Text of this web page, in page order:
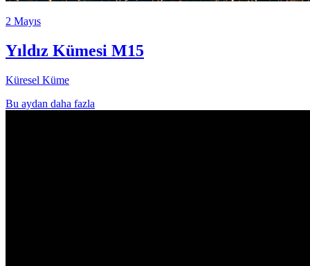
2 Mayıs
Yıldız Kümesi M15
Küresel Küme
Bu aydan daha fazla